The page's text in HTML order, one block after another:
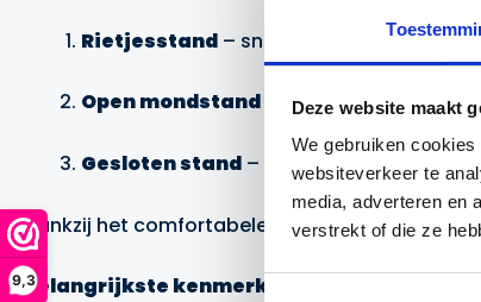
9,3
Deze website maakt
We gebruiken
websiteverkeer te
media, adverteren en
verstrekt of die ze
Toestemmingsselectie
Rietjesstand – snel en zonder morsen
Open mondstand – direct uit de fles
Gesloten stand – volledig afgesloten
Dankzij het comfortabele handvat, het
Belangrijkste kenmerken: